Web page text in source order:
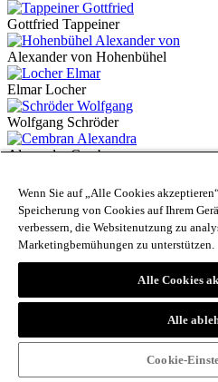
Gottfried Tappeiner
Alexander von Hohenbühel
Elmar Locher
Wolfgang Schröder
Alexandra Cembran
Günther Rauch
Sofia Kostner
Lorenz Staud
Wenn Sie auf „Alle Cookies
Speicherung von Cookies auf Ihrem
verbessern, die Websitenutzung zu
Marketingbemühungen zu unterstützen.
Alle Cookies
Alle
Cookie-